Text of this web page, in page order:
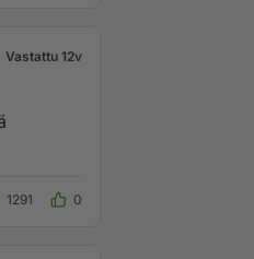
Vastattu 12v
1291 0